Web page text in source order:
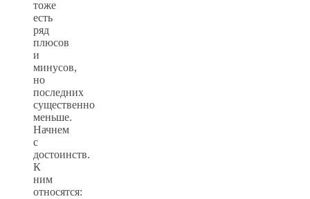
тоже
есть
ряд
плюсов
и
минусов,
но
последних
существенно
меньше.
Начнем
с
достоинств.
К
ним
относятся: